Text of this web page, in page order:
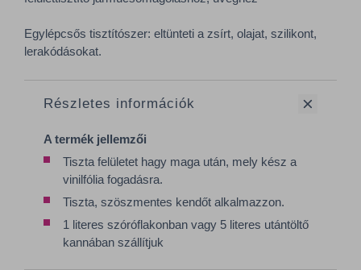
Egylépcsős tisztítószer: eltünteti a zsírt, olajat, szilikont,
lerakódásokat.
Részletes információk
A termék jellemzői
Tiszta felületet hagy maga után, mely kész a
vinilfólia fogadásra.
Tiszta, szöszmentes kendőt alkalmazzon.
1 literes szóróflakonban vagy 5 literes utántöltő
kannában szállítjuk